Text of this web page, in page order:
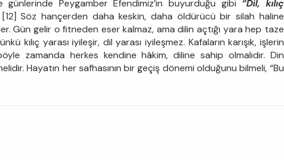
Peygamber Efendimiz’in buyurduğu gibi “Dil, kılıç
[12] Söz hançerden daha keskin, daha öldürücü bir silah haline
Gün gelir o fitneden eser kalmaz, ama dilin açtığı yara hep taze
kılıç yarası iyileşir, dil yarası iyileşmez. Kafaların karışık, işlerin
zamanda herkes kendine hâkim, diline sahip olmalıdır. Din
Hayatın her safhasının bir geçiş dönemi olduğunu bilmeli, “Bu